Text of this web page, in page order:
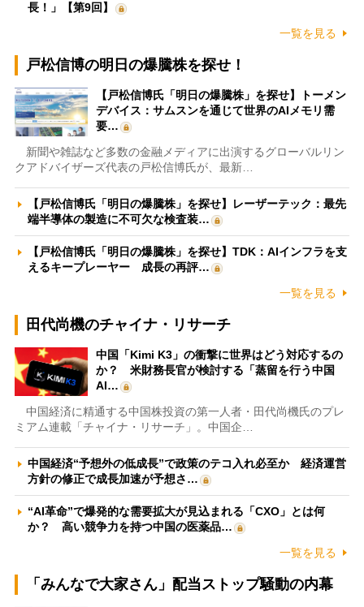
長！」【第9回】
一覧を見る
戸松信博の明日の爆騰株を探せ！
【戸松信博氏「明日の爆騰株」を探せ】トーメン
デバイス：サムスンを通じて世界のAIメモリ需
要…
新聞や雑誌など多数の金融メディアに出演するグローバルリン
クアドバイザーズ代表の戸松信博氏が、最新…
【戸松信博氏「明日の爆騰株」を探せ】レーザーテック：最先
端半導体の製造に不可欠な検査装…
【戸松信博氏「明日の爆騰株」を探せ】TDK：AIインフラを支
えるキープレーヤー 成長の再評…
一覧を見る
田代尚機のチャイナ・リサーチ
中国「Kimi K3」の衝撃に世界はどう対応するの
か？ 米財務長官が検討する「蒸留を行う中国
AI…
中国経済に精通する中国株投資の第一人者・田代尚機氏のプレ
ミアム連載「チャイナ・リサーチ」。中国企…
中国経済“予想外の低成長”で政策のテコ入れ必至か 経済運営
方針の修正で成長加速が予想さ…
“AI革命”で爆発的な需要拡大が見込まれる「CXO」とは何
か？ 高い競争力を持つ中国の医薬品…
一覧を見る
「みんなで大家さん」配当ストップ騒動の内幕